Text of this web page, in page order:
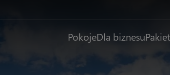
PokojeDla biznesu